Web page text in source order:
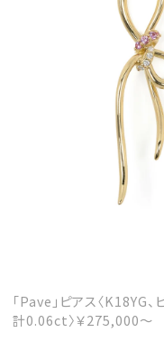
「Pave」ピアス〈K18YG
計0.06ct〉￥275,000～